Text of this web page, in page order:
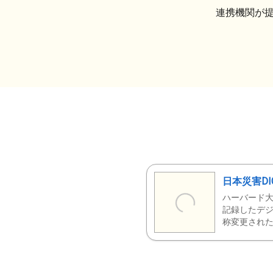
連携機関が
日本災害
ハーバード
記録したデ
称変更された